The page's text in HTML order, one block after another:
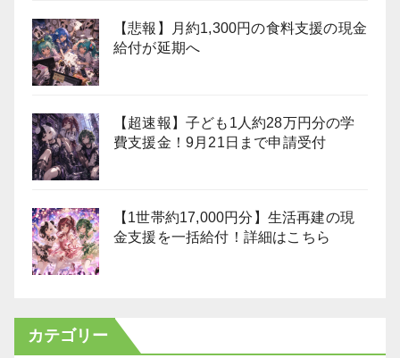
【悲報】月約1,300円の食料支援の現金
給付が延期へ
【超速報】子ども1人約28万円分の学
費支援金！9月21日まで申請受付
【1世帯約17,000円分】生活再建の現
金支援を一括給付！詳細はこちら
カテゴリー